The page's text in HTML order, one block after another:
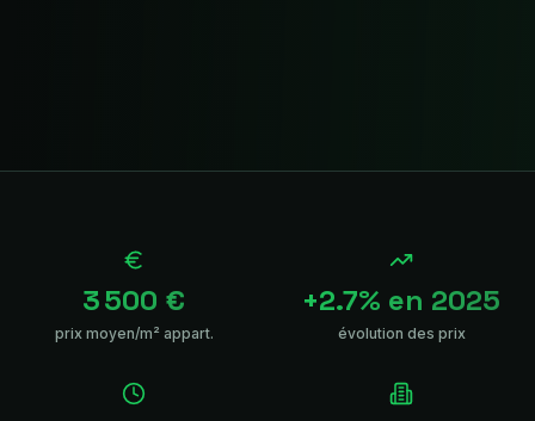
3 500 €
prix moyen/m² appart.
+2.7% en 2025
évolution des prix